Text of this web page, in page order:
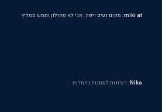
miki at: מקום נעים ויפה , אני לא מחולון וממש ממליץ
Nika: רעיונות למתנות נחמדות